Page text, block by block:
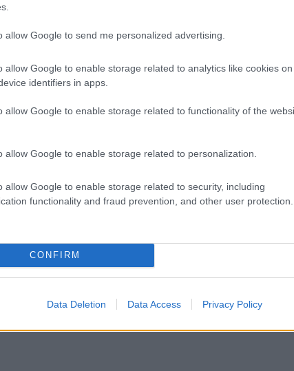
allow Google to send me personalized advertising.
allow Google to enable storage related to analytics like cookies on
identifiers in apps.
allow Google to enable storage related to functionality of the
allow Google to enable storage related to personalization.
allow Google to enable storage related to security, including
functionality and fraud prevention, and other user protection.
CONFIRM
Data Deletion Data Access Privacy Policy